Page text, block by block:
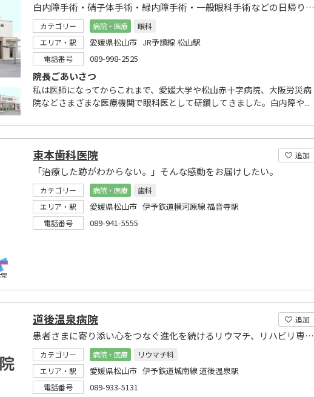
白内障手術・硝子体手術・緑内障手術・一般眼科手術などの日帰り手術
カテゴリー 病院・医療
眼科
エリア・駅
愛媛県松山市 JR予讃線 松山駅
電話番号 089-998-2525
院長ごあいさつ
私は医師になってからこれまで、愛媛大学や松山赤十字病院、大阪労災病
院などさまざまな医療機関で眼科医として研鑽してきました。白内障や...
追加
束本歯科医院
「治療した跡がわからない。」そんな感動をお届けしたい。
カテゴリー 病院・医療
歯科
エリア・駅
愛媛県松山市 伊予鉄道横河原線 福音寺駅
電話番号 089-941-5555
追加
道後温泉病院
患者さまに寄り添い心をつなぐ進化を続けるリウマチ、リハビリ専門病院
カテゴリー 病院・医療
リウマチ科
エリア・駅
愛媛県松山市 伊予鉄道城南線 道後温泉駅
電話番号 089-933-5131